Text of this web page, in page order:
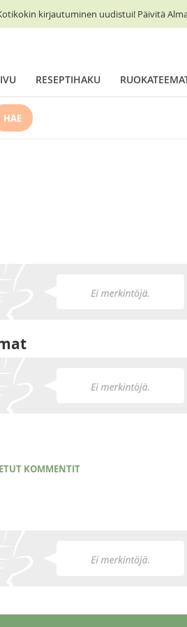
kirjautuminen uudistui! Päivitä
RESEPTIHAKU
HAE
KOMMENTIT